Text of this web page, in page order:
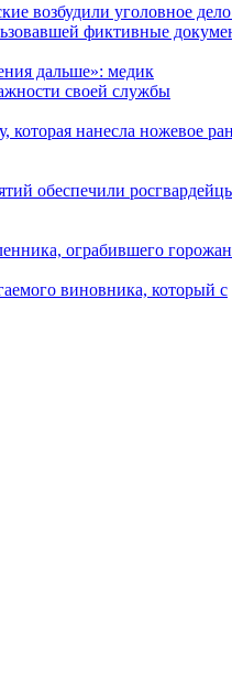
возбудили уголовное
фиктивные
дальше»: медик
своей службы
которая нанесла ножевое
обеспечили
ограбившего
виновника, который с